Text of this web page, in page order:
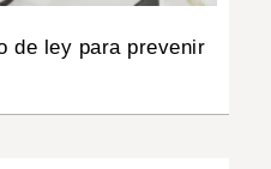
de ley para prevenir